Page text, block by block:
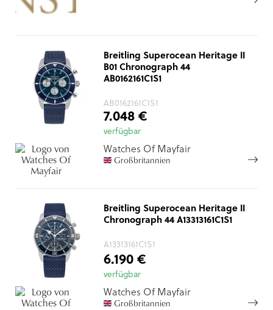
Breitling Superocean Heritage II
B01 Chronograph 44
AB0162161C1S1
AB0162161C1S1
7.048 €
verfügbar
Watches Of Mayfair
Großbritannien
Breitling Superocean Heritage II
Chronograph 44 A13313161C1S1
A13313161C1S1
6.190 €
verfügbar
Watches Of Mayfair
Großbritannien